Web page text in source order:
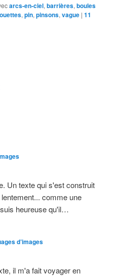
arcs-en-ciel,barrières,boules
,pin,pinsons,vague |11
Un texte qui s'est construit
comme une
heureuse qu'il…
d’images
il m'a fait voyager en